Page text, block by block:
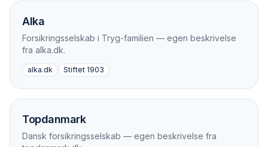
Alka
Forsikringsselskab i Tryg-familien — egen beskrivelse
fra alka.dk.
alka.dk Stiftet 1903
Topdanmark
Dansk forsikringsselskab — egen beskrivelse fra